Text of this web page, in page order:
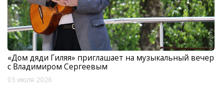
«Дом дяди Гиляя» приглашает на музыкальный вечер
с Владимиром Сергеевым
03 июля 2026